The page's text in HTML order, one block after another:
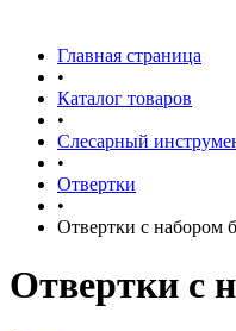
Главная страница
•
Каталог товаров
•
Слесарный
•
Отвертки
•
Отвертки с набором
Отвертки с